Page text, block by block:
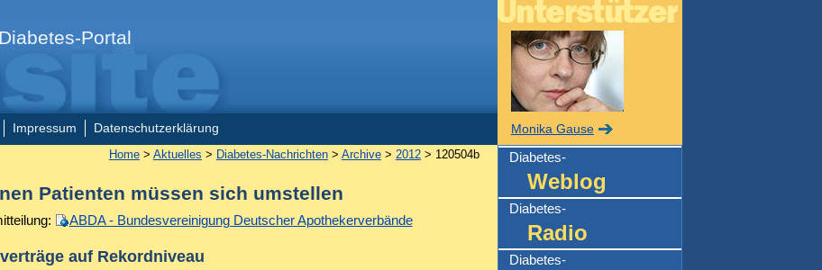
Portal
Impressum Datenschutzerklärung
Home> Aktuelles > Diabetes-Nachrichten> Archive> 2012> 120504b
Patienten müssen sich umstellen
ABDA - Bundesvereinigung Deutscher Apothekerverbände
auf Rekordniveau
Monika Gause
Diabetes-
Weblog
Diabetes-
Radio
Diabetes-